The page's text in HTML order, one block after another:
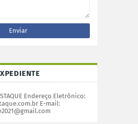
Endereço Eletrônico:
E-mail: